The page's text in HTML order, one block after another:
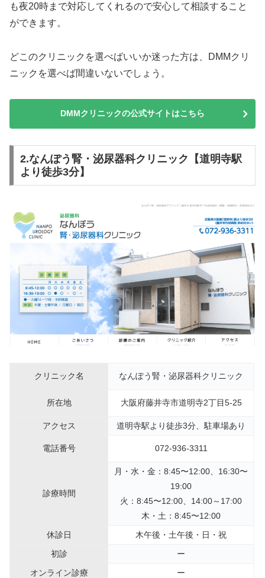
も夜20時まで対応してくれるので安心して相談すること
ができます。
どこのクリニックを選べばいいか迷った方は、DMMクリ
ニックを選べば間違いないでしょう。
DMMクリニックの公式サイトはこちら
2.なんぽう腎・泌尿器科クリニック【道明寺駅
より徒歩3分】
クリニック名 なんぽう腎・泌尿器科クリニック
所在地 大阪府藤井寺市道明寺2丁目5-25
アクセス 道明寺駅より徒歩3分、駐車場あり
電話番号 072-936-3311
診療時間
月・水・金：8:45〜12:00、16:30〜
19:00
火：8:45〜12:00、14:00～17:00
木・土：8:45〜12:00
休診日
木午後・土午後・日・祝
初診
ー
オンライン診療
ー